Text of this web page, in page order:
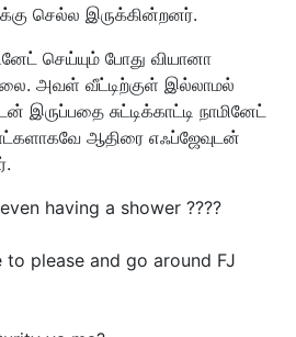
செல்ல இருக்கின்றனர்.
செய்யும் போது வியானா
அவள் வீட்டிற்குள் இல்லாமல்
இருப்பதை சுட்டிக்காட்டி நாமினேட்
ஆதிரை எஃப்ஜேவுடன்
having a shower ????
to please and go around FJ